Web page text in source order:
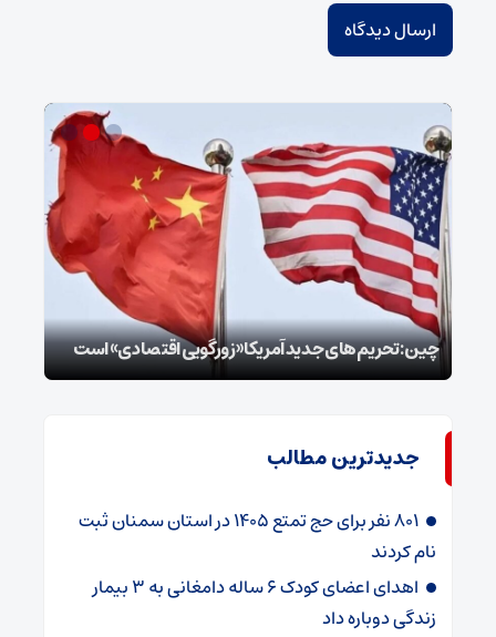
چین: تحریم‌های جدید آمریکا «زورگویی اقتصادی» است
جدیدترین مطالب
۸۰۱ نفر برای حج تمتع ۱۴۰۵ در استان سمنان ثبت
نام کردند
اهدای اعضای کودک ۶ ساله دامغانی به ۳ بیمار
زندگی دوباره داد